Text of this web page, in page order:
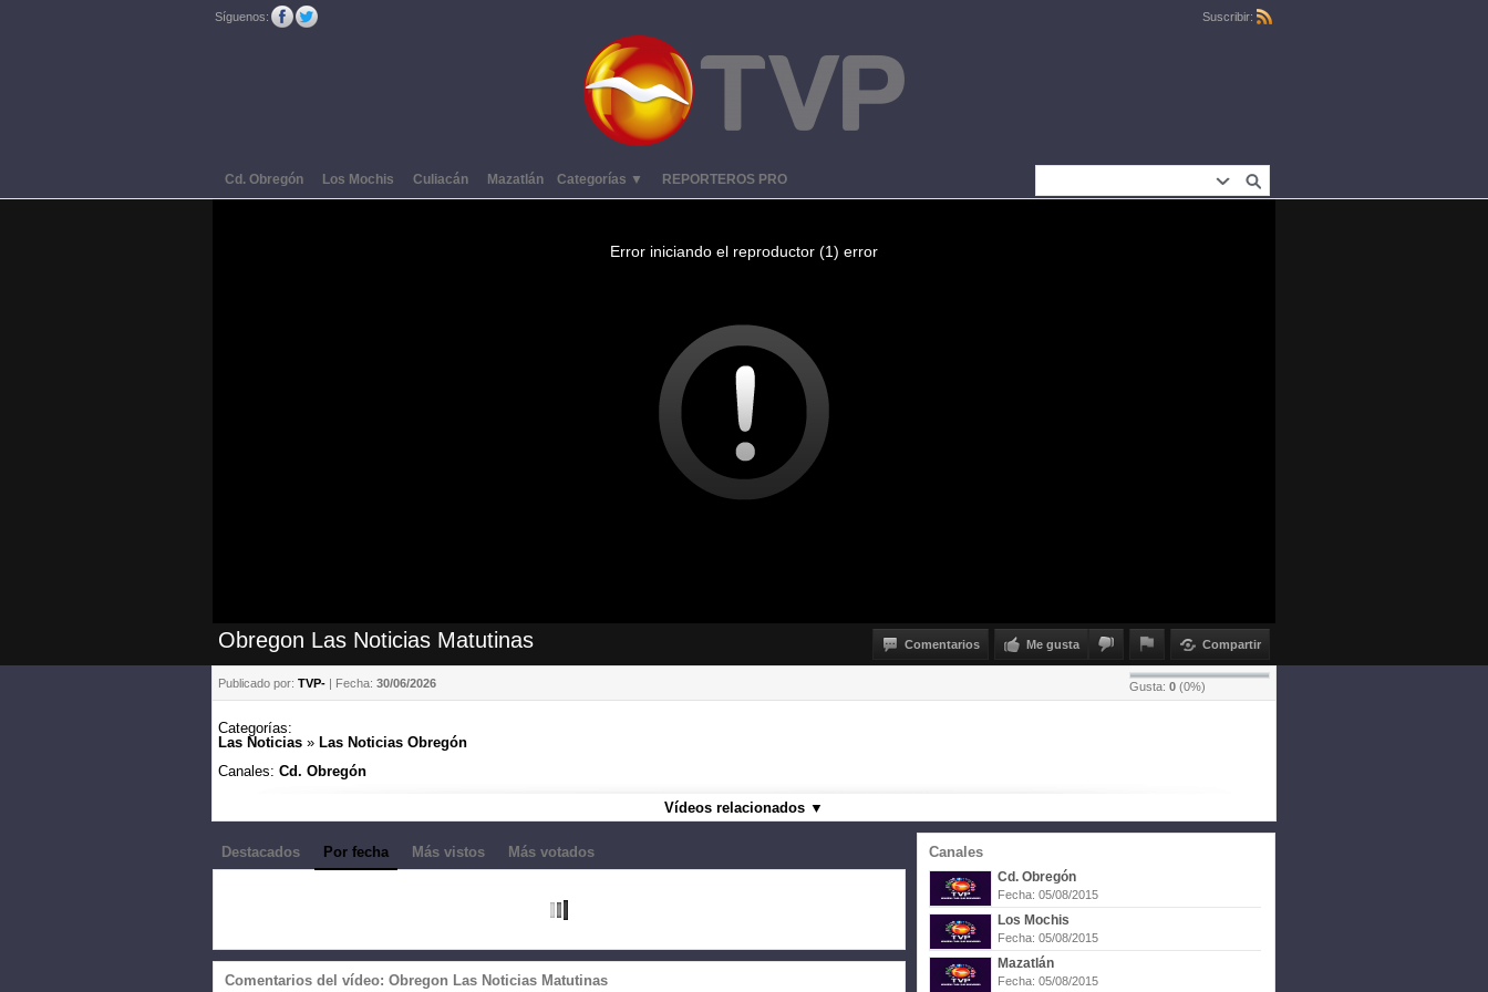
Síguenos: Suscribir:
Cd. Obregón Los Mochis Culiacán Mazatlán Categorías ▼ REPORTEROS PRO
Error iniciando el reproductor (1) error
Comentarios Me gusta Compartir
Obregon Las Noticias Matutinas
Gusta: 0 (0%)
Publicado por: TVP- | Fecha: 30/06/2026
Categorías:
Las Noticias » Las Noticias Obregón
Canales: Cd. Obregón
Vídeos relacionados ▼
Canales
Cd. Obregón
Fecha: 05/08/2015
Los Mochis
Fecha: 05/08/2015
Mazatlán
Fecha: 05/08/2015
Destacados Por fecha Más vistos Más votados
Comentarios del vídeo: Obregon Las Noticias Matutinas